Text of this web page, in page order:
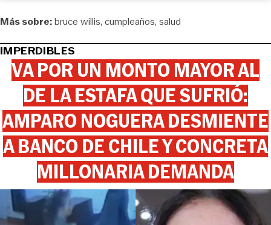
Más sobre:bruce willis cumpleaños salud
IMPERDIBLES
VA POR UN MONTO MAYOR AL
DE LA ESTAFA QUE SUFRIÓ:
AMPARO NOGUERA DESMIENTE
A BANCO DE CHILE Y CONCRETA
MILLONARIA DEMANDA